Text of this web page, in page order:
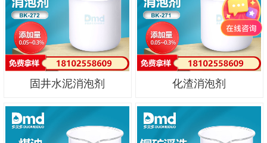
固井水泥消泡剂 化渣消泡剂